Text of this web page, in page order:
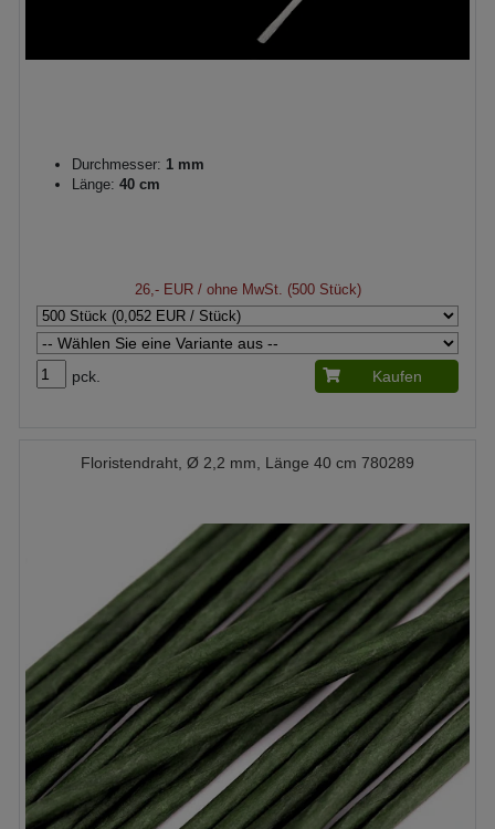
Durchmesser: 1 mm
Länge: 40 cm
26,- EUR/ ohne MwSt. (500 Stück)
pck. Kaufen
Floristendraht, Ø 2,2 mm, Länge 40 cm 780289